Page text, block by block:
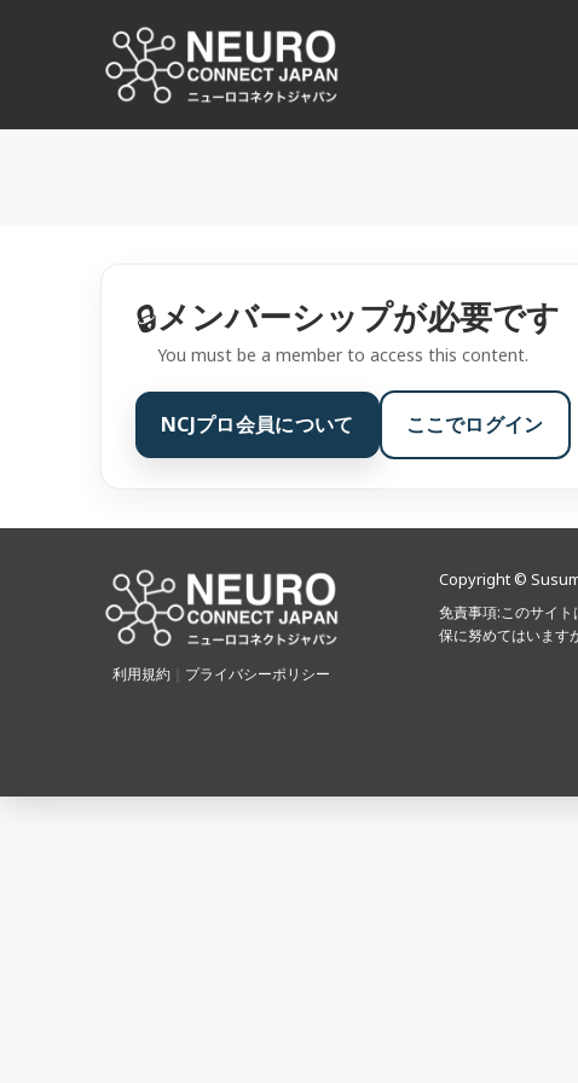
ツ
NCJ
NeuroConnect Japan
🔒メンバーシップが必要です
You must be a member to access this content.
NCJプロ会員について ここでログイン
利用規約 プライバシーポリシー
Copyright ©
免責事項:このサイ
保に努めてはいます